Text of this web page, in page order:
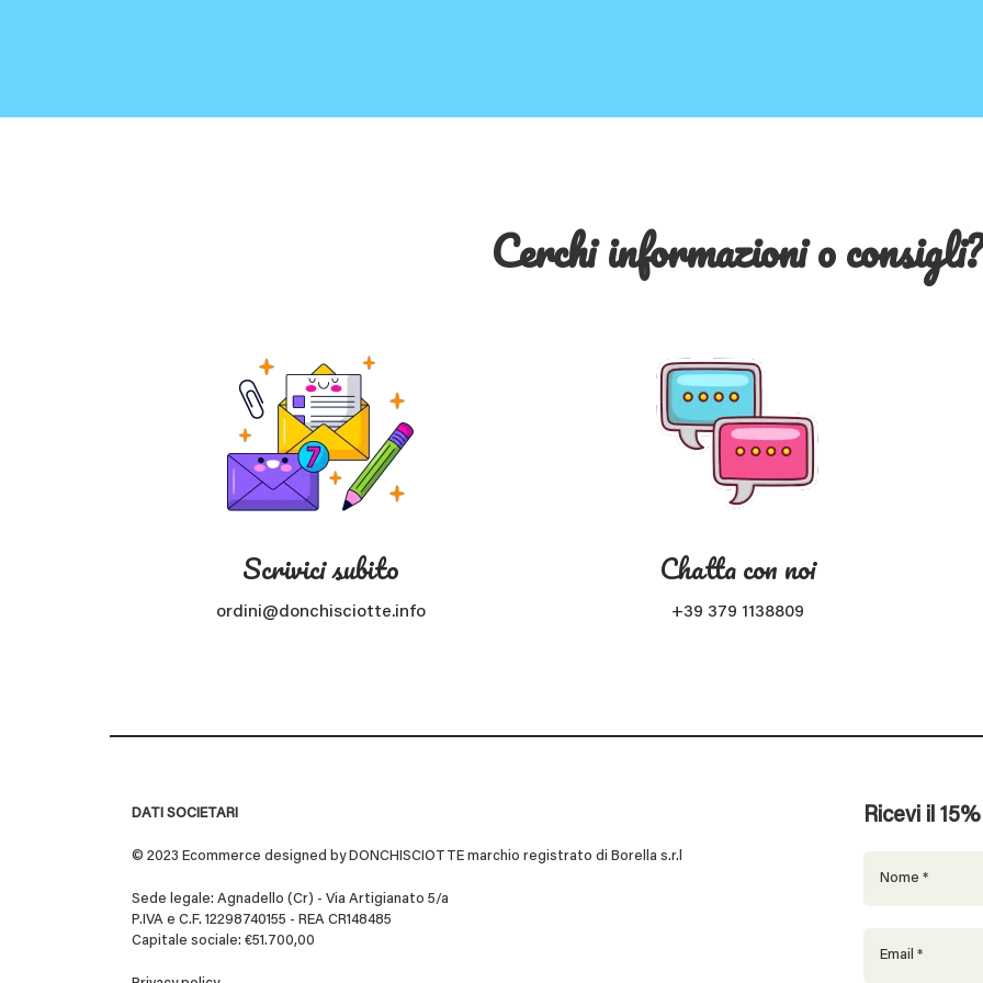
Cerchi informazioni o consigli?
Scrivici subito
ordini@donchisciotte.info
Chatta con noi
+39 379 1138809
DATI SOCIETARI
© 2023 Ecommerce designed by DONCHISCIOTTE marchio registrato di Borella s.r.l
Sede legale: Agnadello (Cr) - Via Artigianato 5/a
P.IVA e C.F. 12298740155 - REA CR148485
Capitale sociale: €51.700,00
Ricevi il